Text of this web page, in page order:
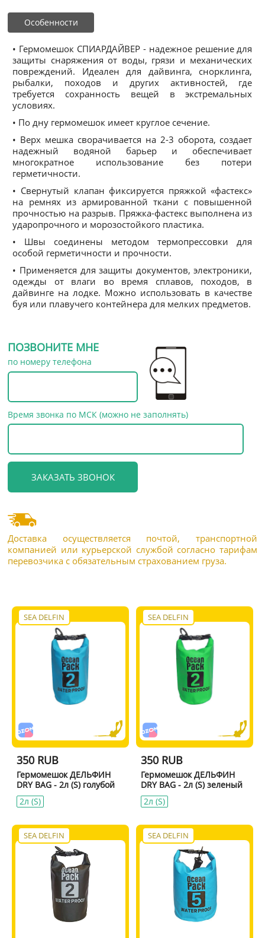
Особенности
• Гермомешок СПИАРДАЙВЕР - надежное решение для
защиты снаряжения от воды, грязи и механических
повреждений. Идеален для дайвинга, снорклинга,
рыбалки, походов и других активностей, где
требуется сохранность вещей в экстремальных
условиях.
• По дну гермомешок имеет круглое сечение.
• Верх мешка сворачивается на 2-3 оборота, создает
надежный водяной барьер и обеспечивает
многократное использование без потери
герметичности.
• Свернутый клапан фиксируется пряжкой «фастекс»
на ремнях из армированной ткани с повышенной
прочностью на разрыв. Пряжка-фастекс выполнена из
ударопрочного и морозостойкого пластика.
• Швы соединены методом термопрессовки для
особой герметичности и прочности.
• Применяется для защиты документов, электроники,
одежды от влаги во время сплавов, походов, в
дайвинге на лодке. Можно использовать в качестве
буя или плавучего контейнера для мелких предметов.
ПОЗВОНИТЕ МНЕ
по номеру телефона
Время звонка по МСК (можно не заполнять)
Доставка осуществляется почтой, транспортной
компанией или курьерской службой согласно тарифам
перевозчика с обязательным страхованием груза.
SEA DELFIN
350 RUB
Гермомешок ДЕЛЬФИН
DRY BAG - 2л (S) голубой
2л (S)
SEA DELFIN
350 RUB
Гермомешок ДЕЛЬФИН
DRY BAG - 2л (S) зеленый
2л (S)
SEA DELFIN SEA DELFIN